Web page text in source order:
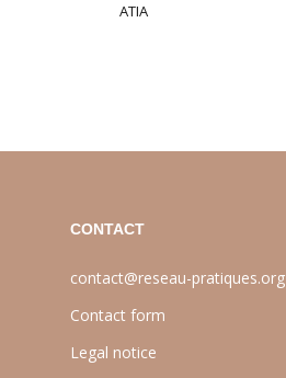
ATIA
CONTACT
contact@reseau-pratiques.org
Contact form
Legal notice